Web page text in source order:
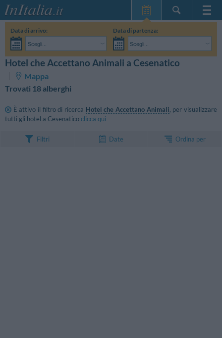
Home Page
Le mie Prenotazioni
InItalia Club
Data di arrivo:
Scegli...
Data di partenza:
Scegli...
Adulti: Bambini:
Non ho ancora deciso le date del mio soggiorno CERCA
Hotel che Accettano Animali a Cesenatico
Mappa
Trovati 18 alberghi
È attivo il filtro di ricerca Hotel che Accettano Animali, per visualizzare
tutti gli hotel a Cesenaticoclicca qui
Filtri Date Ordina per